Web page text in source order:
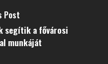
Post
segítik a fővárosi
munkáját